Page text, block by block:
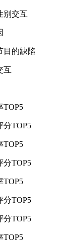
别交互
目的缺陷
互
TOP5
分TOP5
TOP5
分TOP5
TOP5
分TOP5
分TOP5
TOP5